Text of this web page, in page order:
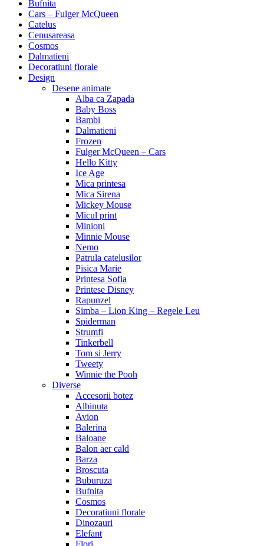
Bufnita
Cars – Fulger McQueen
Catelus
Cenusareasa
Cosmos
Dalmatieni
Decoratiuni florale
Design
Desene animate
Alba ca Zapada
Baby Boss
Bambi
Dalmatieni
Frozen
Fulger McQueen – Cars
Hello Kitty
Ice Age
Mica printesa
Mica Sirena
Mickey Mouse
Micul print
Minioni
Minnie Mouse
Nemo
Patrula catelusilor
Pisica Marie
Printesa Sofia
Printese Disney
Rapunzel
Simba – Lion King – Regele Leu
Spiderman
Strumfi
Tinkerbell
Tom si Jerry
Tweety
Winnie the Pooh
Diverse
Accesorii botez
Albinuta
Avion
Balerina
Baloane
Balon aer cald
Barza
Broscuta
Buburuza
Bufnita
Cosmos
Decoratiuni florale
Dinozauri
Elefant
Flori